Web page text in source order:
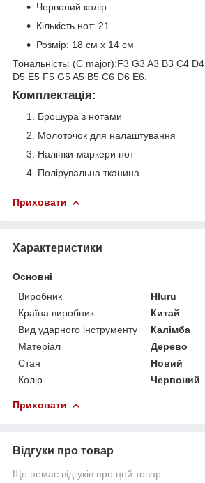
Червоний колір
Кількість нот: 21
Розмір: 18 см х 14 см
Тональність: (C major):F3 G3 A3 B3 C4
D5 E5 F5 G5 A5 B5 C6 D6 E6.
Комплектація:
Брошура з нотами
Молоточок для налаштування
Наліпки-маркери нот
Полірувальна тканина
Приховати
Характеристики
Основні
Виробник
Hluru
Країна виробник
Китай
Вид ударного інструменту
Калімба
Матеріал
Дерево
Стан
Новий
Колір
Червоний
Приховати
Відгуки про товар
Ще немає відгуків про цей товар